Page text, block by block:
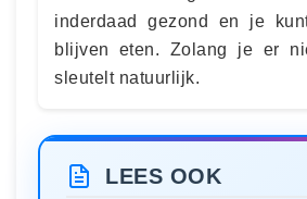
inderdaad gezond en je
blijven eten. Zolang je er
sleutelt natuurlijk.
LEES OOK